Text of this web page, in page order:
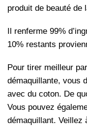
produit de beauté de
Il renferme 99%
10% restants
Pour tirer meilleur
démaquillante, vous
avec du coton. De
Vous pouvez
démaquillant. Veillez